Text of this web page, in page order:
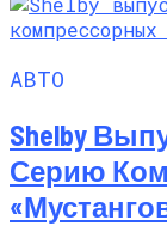
АВТО
Shelby
Серию